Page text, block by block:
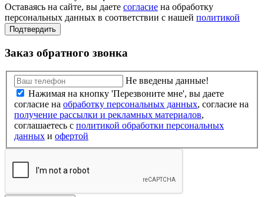
Оставаясь на сайте, вы даете согласие на обработку
персональных данных в соответствии с нашей политикой
Подтвердить
Заказ обратного звонка
Не введены данные!
Нажимая на кнопку 'Перезвоните мне', вы даете
согласие на обработку персональных данных, согласие на
получение рассылки и рекламных материалов,
соглашаетесь c политикой обработки персональных
данных и офертой